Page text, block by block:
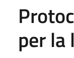
per la